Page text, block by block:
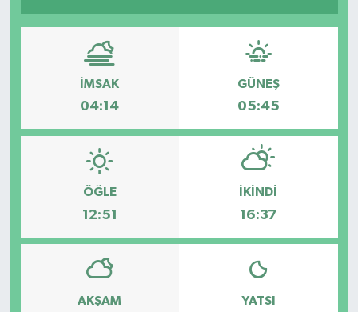
İMSAK
04:14
GÜNEŞ
05:45
ÖĞLE
12:51
İKINDI
16:37
AKŞAM YATSI